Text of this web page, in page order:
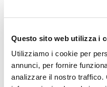
Questo sito web utilizza i
Utilizziamo i cookie per
annunci, per fornire
analizzare il nostro traffico.